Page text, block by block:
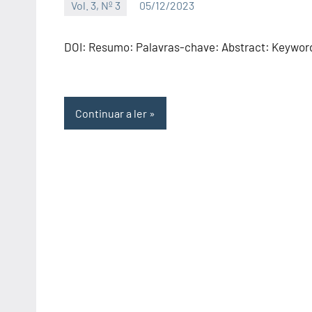
Vol. 3, Nº 3 05/12/2023
Editor
DOI: Resumo: Palavras-chave: Abstract:
Continuar a ler